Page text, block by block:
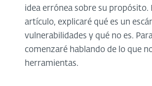
idea errónea sobre su propósito.
artículo, explicaré qué es un
vulnerabilidades y qué no es.
comenzaré hablando de lo que
herramientas.